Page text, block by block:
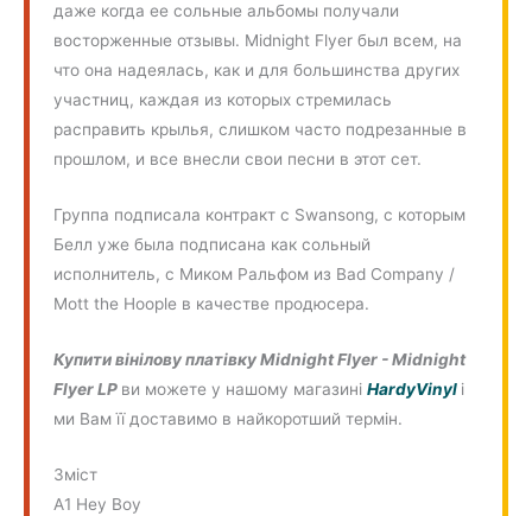
даже когда ее сольные альбомы получали
восторженные отзывы. Midnight Flyer был всем, на
что она надеялась, как и для большинства других
участниц, каждая из которых стремилась
расправить крылья, слишком часто подрезанные в
прошлом, и все внесли свои песни в этот сет.
Группа подписала контракт с Swansong, с которым
Белл уже была подписана как сольный
исполнитель, с Миком Ральфом из Bad Company /
Mott the Hoople в качестве продюсера.
Купити вінілову платівку Midnight Flyer - Midnight
Flyer LP ви можете у нашому магазиніHardyVinyl і
ми Вам її доставимо в найкоротший термін.
Зміст
A1 Hey Boy